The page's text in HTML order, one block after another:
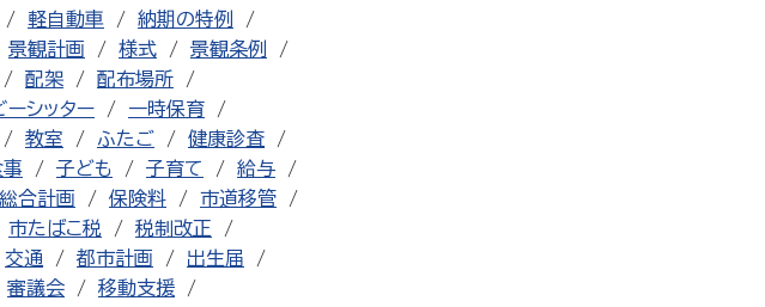
軽自動車
納期の特例
景観計画 様式
景観条例
配架
配布場所
ーシッター
一時保育
教室 ふたご
健康診査
事 子ども 子育て
給与
総合計画 保険料
市道移管
市たばこ税
税制改正
交通 都市計画
出生届
審議会
移動支援